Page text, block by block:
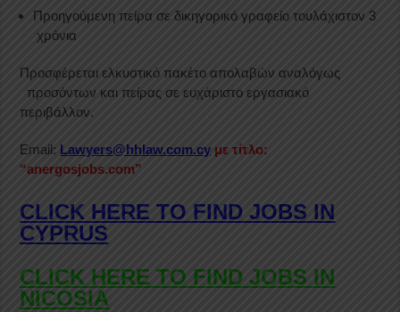
Προηγούμενη πείρα σε δικηγορικό γραφείο τουλάχιστον 3
χρόνια
Προσφέρεται ελκυστικό πακέτο απολαβών αναλόγως
προσόντων και πείρας σε ευχάριστο εργασιακό
περιβάλλον.
Email: Lawyers@hhlaw.com.cy με τίτλο:
“anergosjobs.com”
CLICK HERE TO FIND JOBS IN
CYPRUS
CLICK HERE TO FIND JOBS IN
NICOSIA